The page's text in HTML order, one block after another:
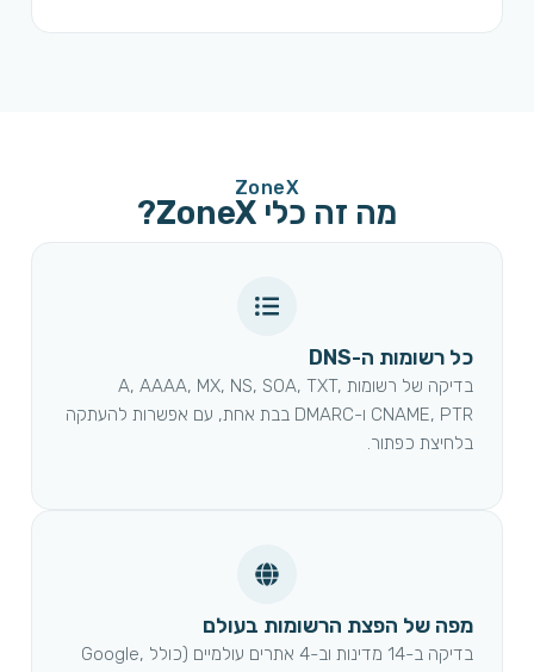
ZoneX
מה זה כלי ZoneX?
כל רשומות ה-DNS
בדיקה של רשומות A, AAAA, MX, NS, SOA, TXT,
CNAME, PTR ו-DMARC בבת אחת, עם אפשרות להעתקה
בלחיצת כפתור.
מפה של הפצת הרשומות בעולם
בדיקה ב-14 מדינות וב-4 אתרים עולמיים (כולל Google,